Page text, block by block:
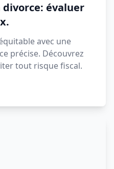
évaluer
avec une
précise. Découvrez
tout risque fiscal.